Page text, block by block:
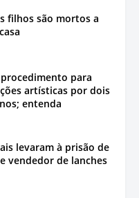
filhos são mortos a
para
artísticas por dois
entenda
levaram à prisão de
vendedor de lanches